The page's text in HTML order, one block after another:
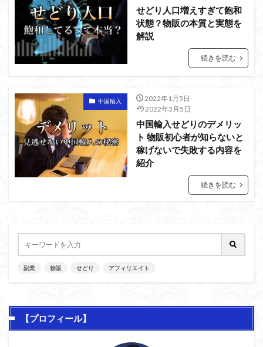
せどり人口増えすぎて飽和
状態？物販の本質と実態を
解説
続きを読む
中国輸入
2022年1月5日
2022年3月5日
中国輸入せどりのデメリッ
ト 物販初心者が知らないと
稼げないで失敗する内容を
紹介
続きを読む
副業 物販 せどり アフィリエイト
【プロフィール】